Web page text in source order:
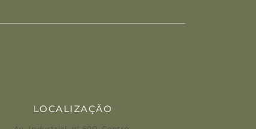
LOCALIZAÇÃO